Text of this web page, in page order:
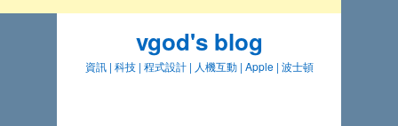
vgod's blog
資訊 | 科技 | 程式設計 | 人機互動 | Apple | 波士頓